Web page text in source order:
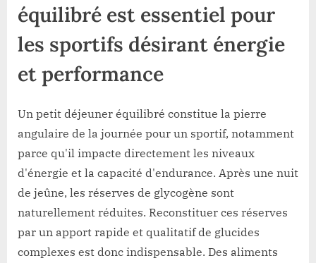
équilibré est essentiel pour
les sportifs désirant énergie
et performance
Un petit déjeuner équilibré constitue la pierre
angulaire de la journée pour un sportif, notamment
parce qu'il impacte directement les niveaux
d'énergie et la capacité d'endurance. Après une nuit
de jeûne, les réserves de glycogène sont
naturellement réduites. Reconstituer ces réserves
par un apport rapide et qualitatif de glucides
complexes est donc indispensable. Des aliments